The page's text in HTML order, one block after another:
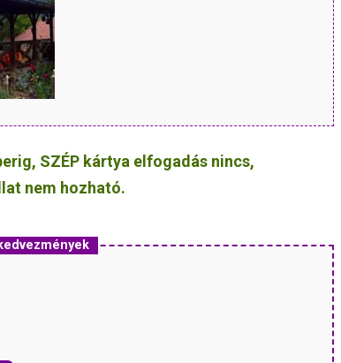
SZÉP kártya elfogadás nincs,
nem hozható.